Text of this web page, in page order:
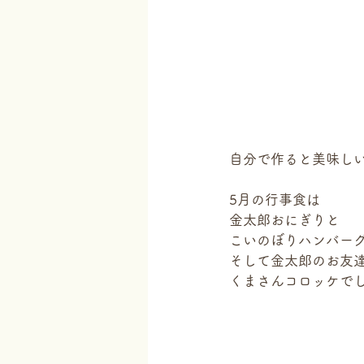
自分で作ると美味し
5月の行事食は
金太郎おにぎりと
こいのぼりハンバー
そして金太郎のお友
くまさんコロッケで